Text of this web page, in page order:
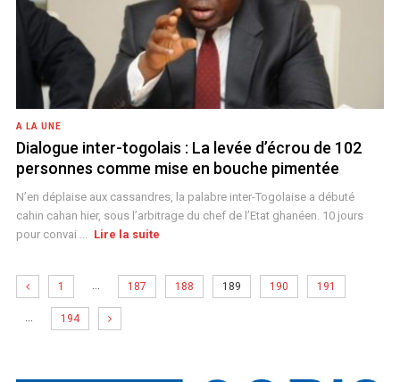
A LA UNE
Dialogue inter-togolais : La levée d’écrou de 102
personnes comme mise en bouche pimentée
N’en déplaise aux cassandres, la palabre inter-Togolaise a débuté
cahin cahan hier, sous l’arbitrage du chef de l’Etat ghanéen. 10 jours
pour convai ... Lire la suite
1 … 187 188 189 190 191
… 194